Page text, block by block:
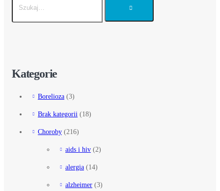
Kategorie
Borelioza (3)
Brak kategorii (18)
Choroby (216)
aids i hiv (2)
alergia (14)
alzheimer (3)